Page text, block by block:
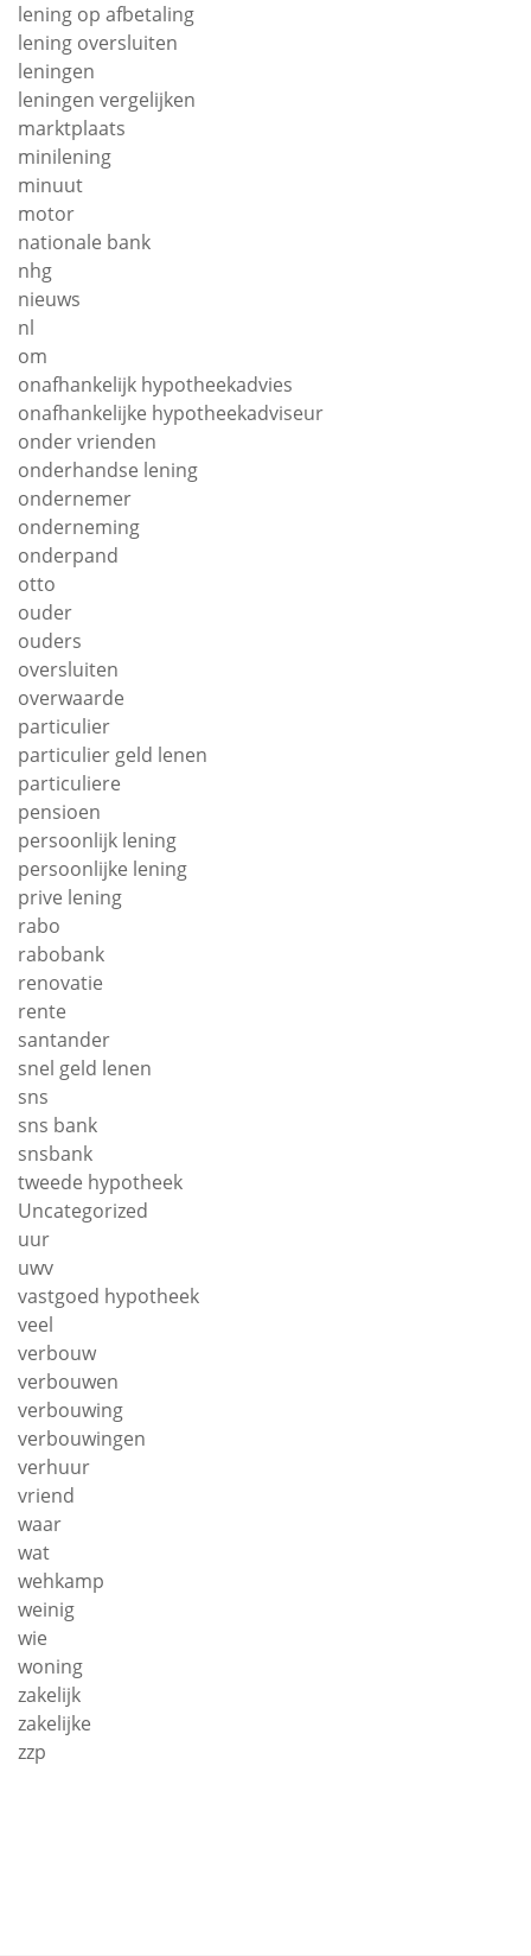
lening op afbetaling
lening oversluiten
leningen
leningen vergelijken
marktplaats
minilening
minuut
motor
nationale bank
nhg
nieuws
nl
om
onafhankelijk hypotheekadvies
onafhankelijke hypotheekadviseur
onder vrienden
onderhandse lening
ondernemer
onderneming
onderpand
otto
ouder
ouders
oversluiten
overwaarde
particulier
particulier geld lenen
particuliere
pensioen
persoonlijk lening
persoonlijke lening
prive lening
rabo
rabobank
renovatie
rente
santander
snel geld lenen
sns
sns bank
snsbank
tweede hypotheek
Uncategorized
uur
uwv
vastgoed hypotheek
veel
verbouw
verbouwen
verbouwing
verbouwingen
verhuur
vriend
waar
wat
wehkamp
weinig
wie
woning
zakelijk
zakelijke
zzp